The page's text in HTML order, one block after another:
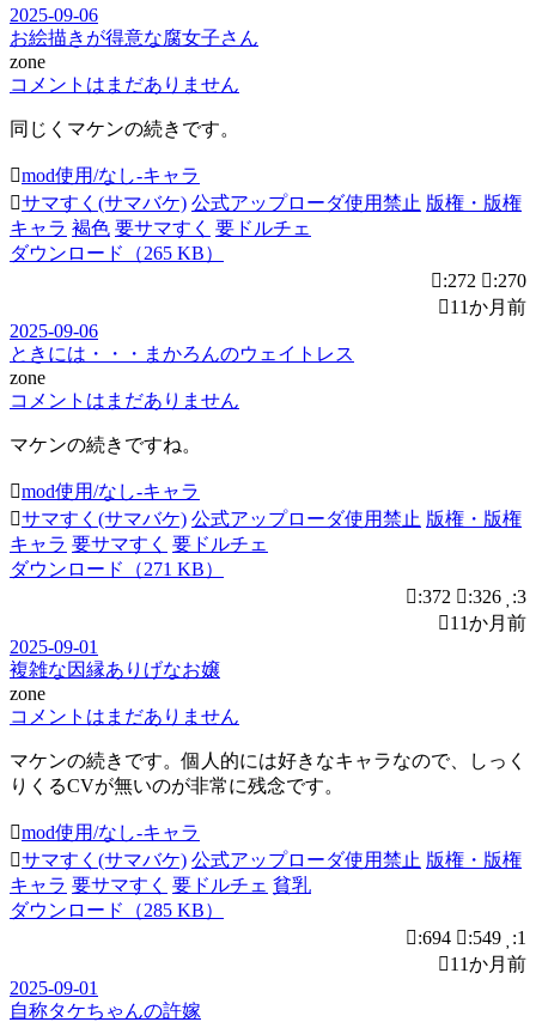
2025-09-06
お絵描きが得意な腐女子さん
zone
コメントはまだありません
同じくマケンの続きです。
mod使用/なし-キャラ
サマすく(サマバケ) 公式アップローダ使用禁止 版権・版権
キャラ 褐色 要サマすく 要ドルチェ
ダウンロード（265 KB）
:272
:270
11か月前
2025-09-06
ときには・・・まかろんのウェイトレス
zone
コメントはまだありません
マケンの続きですね。
mod使用/なし-キャラ
サマすく(サマバケ) 公式アップローダ使用禁止 版権・版権
キャラ 要サマすく 要ドルチェ
ダウンロード（271 KB）
:372
:326 :3
11か月前
2025-09-01
複雑な因縁ありげなお嬢
zone
コメントはまだありません
マケンの続きです。個人的には好きなキャラなので、しっく
りくるCVが無いのが非常に残念です。
mod使用/なし-キャラ
サマすく(サマバケ) 公式アップローダ使用禁止 版権・版権
キャラ 要サマすく 要ドルチェ 貧乳
ダウンロード（285 KB）
:694
:549 :1
11か月前
2025-09-01
自称タケちゃんの許嫁